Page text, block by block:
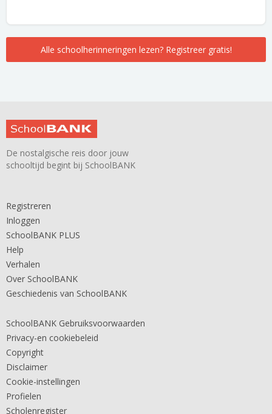
Alle schoolherinneringen lezen? Registreer gratis!
De nostalgische reis door jouw
schooltijd begint bij SchoolBANK
Registreren
Inloggen
SchoolBANK PLUS
Help
Verhalen
Over SchoolBANK
Geschiedenis van SchoolBANK
SchoolBANK Gebruiksvoorwaarden
Privacy-en cookiebeleid
Copyright
Disclaimer
Cookie-instellingen
Profielen
Scholenregister